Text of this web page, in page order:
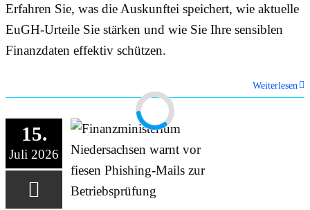
Erfahren Sie, was die Auskunftei speichert, wie aktuelle
EuGH-Urteile Sie stärken und wie Sie Ihre sensiblen
Finanzdaten effektiv schützen.
Weiterlesen
15.
Juli 2026